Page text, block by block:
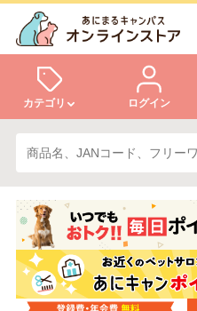
カテゴリ
犬
小動物・鳥
ログイン
ログイン
会員登録
あにまるキャンパスについ